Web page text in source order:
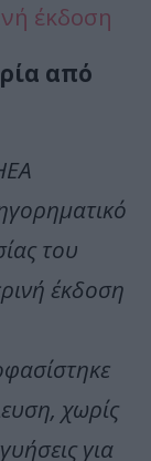
έκδοση
από
του
έκδοση
χωρίς
για